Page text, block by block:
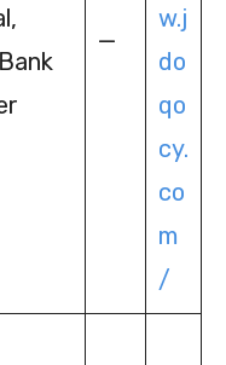
—
w.j
do
qo
cy.
co
m
/